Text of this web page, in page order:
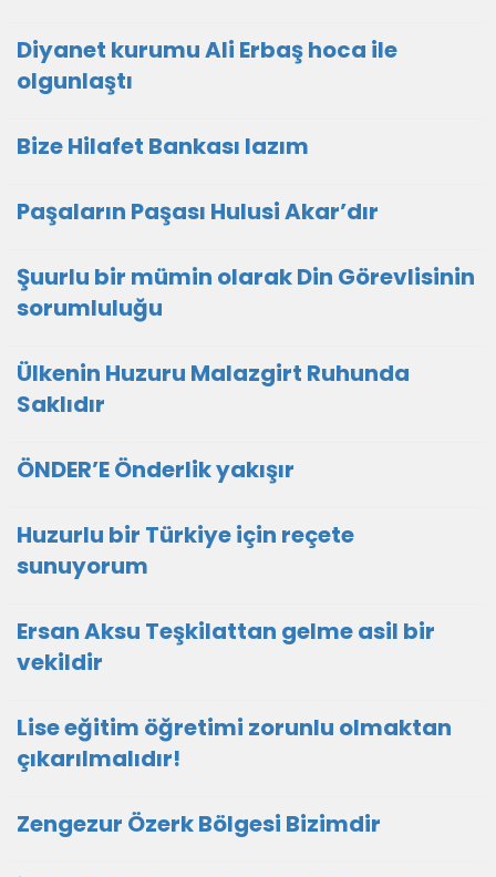
Diyanet kurumu Ali Erbaş hoca ile
olgunlaştı
Bize Hilafet Bankası lazım
Paşaların Paşası Hulusi Akar’dır
Şuurlu bir mümin olarak Din Görevlisinin
sorumluluğu
Ülkenin Huzuru Malazgirt Ruhunda
Saklıdır
ÖNDER’E Önderlik yakışır
Huzurlu bir Türkiye için reçete
sunuyorum
Ersan Aksu Teşkilattan gelme asil bir
vekildir
Lise eğitim öğretimi zorunlu olmaktan
çıkarılmalıdır!
Zengezur Özerk Bölgesi Bizimdir